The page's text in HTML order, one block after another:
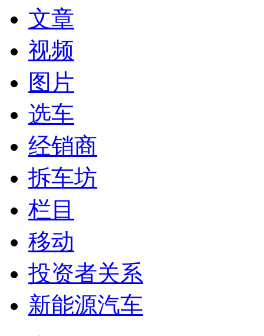
文章
视频
图片
选车
经销商
拆车坊
栏目
移动
投资者关系
新能源汽车